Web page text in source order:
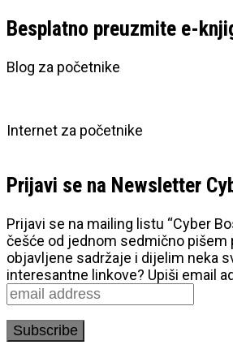
Besplatno preuzmite e-
Blog za početnike
Internet za početnike
Prijavi se na Newsletter
Prijavi se na mailing listu “Cyber
češće od jednom sedmično pišem
objavljene sadržaje i dijelim neka
interesantne linkove? Upiši email